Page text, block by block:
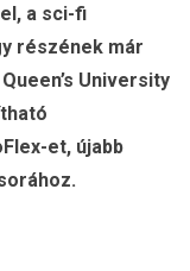
a sci-fi
részének már
University
et, újabb